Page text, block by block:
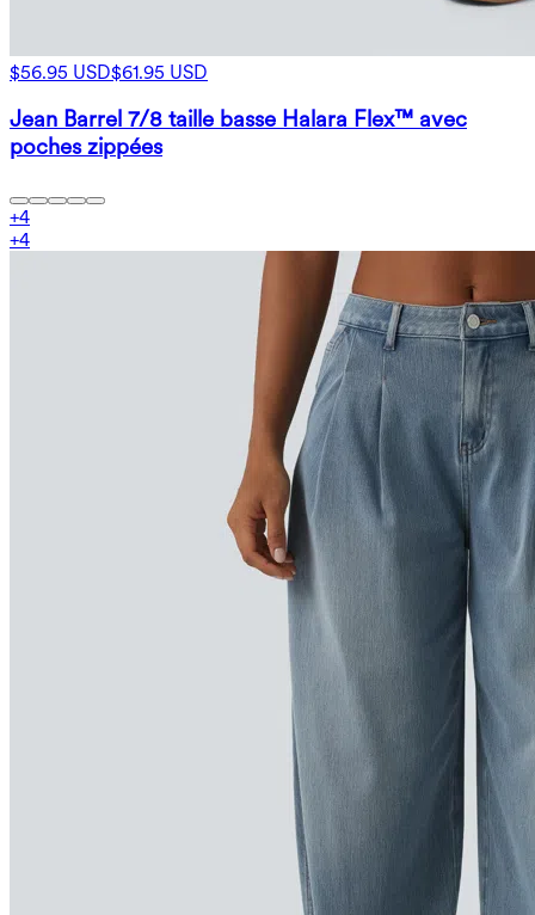
$56.95 USD$61.95 USD
Jean Barrel 7/8 taille basse Halara Flex™ avec
poches zippées
+4
+4